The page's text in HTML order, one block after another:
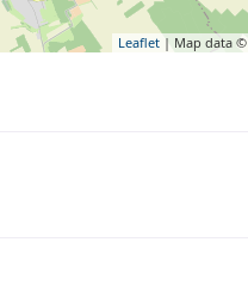
Leaflet| Map data ©